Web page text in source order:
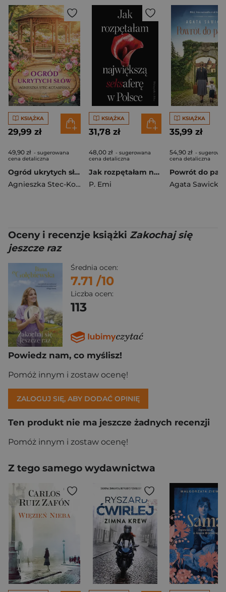
KSIĄŻKA
29,99 zł
49,90 zł - sugerowana
cena detaliczna
Ogród ukrytych słów
Agnieszka Stec-Kotasińska
KSIĄŻKA
31,78 zł
48,00 zł - sugerowana
cena detaliczna
Jak rozpętałam największą seksaferę w Polsce
P. Emi
KSIĄŻKA
35,99 zł
54,90 zł -
cena detaliczna
Powrót do
Agata Sawicka
Oceny i recenzje książki Zakochaj się
jeszcze raz
Średnia ocen:
7.71 /10
Liczba ocen:
113
Powiedz nam, co myślisz!
Pomóż innym i zostaw ocenę!
ZALOGUJ SIĘ, ABY DODAĆ OPINIĘ
Ten produkt nie ma jeszcze żadnych recenzji
Pomóż innym i zostaw ocenę!
Z tego samego wydawnictwa